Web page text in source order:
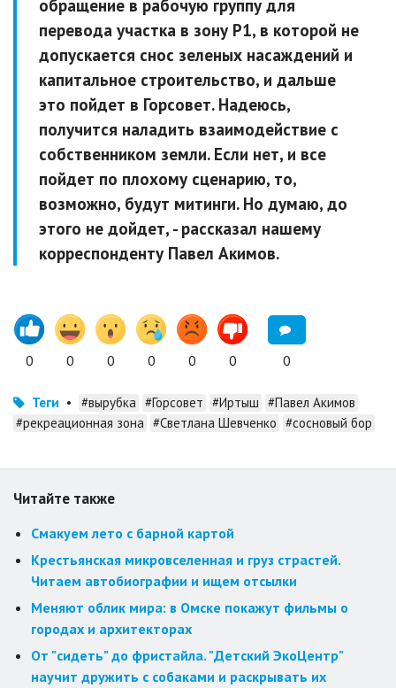
обращение в рабочую группу для
перевода участка в зону Р1, в которой не
допускается снос зеленых насаждений и
капитальное строительство, и дальше
это пойдет в Горсовет. Надеюсь,
получится наладить взаимодействие с
собственником земли. Если нет, и все
пойдет по плохому сценарию, то,
возможно, будут митинги. Но думаю, до
этого не дойдет, - рассказал нашему
корреспонденту Павел Акимов.
0 0 0 0 0 0 0
Теги • #вырубка #Горсовет #Иртыш #Павел Акимов
#рекреационная зона #Светлана Шевченко #сосновый бор
Читайте также
Смакуем лето с барной картой
Крестьянская микровселенная и груз страстей.
Читаем автобиографии и ищем отсылки
Меняют облик мира: в Омске покажут фильмы о
городах и архитекторах
От "сидеть" до фристайла. "Детский ЭкоЦентр"
научит дружить с собаками и раскрывать их